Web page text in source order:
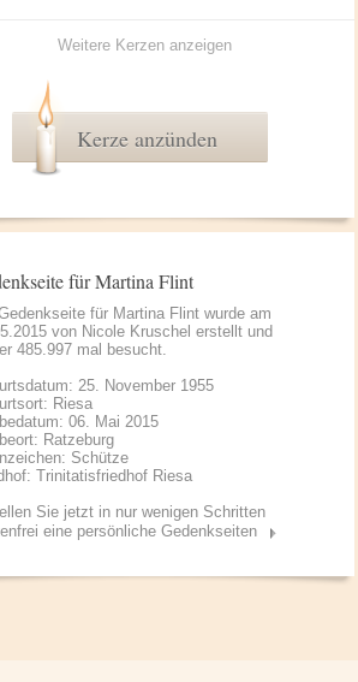
Weitere Kerzen anzeigen
Kerze anzünden
für Martina Flint
für Martina Flint wurde am
von Nicole Kruschel erstellt und
485.997 mal besucht.
25. November 1955
Riesa
06. Mai 2015
Ratzeburg
Schütze
Trinitatisfriedhof Riesa
Sie jetzt in nur wenigen Schritten
eine persönliche Gedenkseiten